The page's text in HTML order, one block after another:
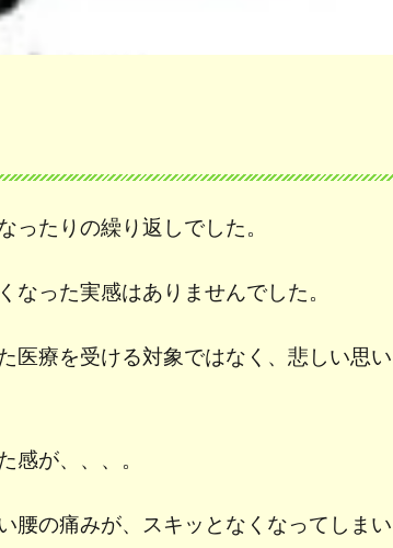
たりの繰り返しでした。
った実感はありませんでした。
医療を受ける対象ではなく、悲しい思い
感が、、、。
腰の痛みが、スキッとなくなってしまい